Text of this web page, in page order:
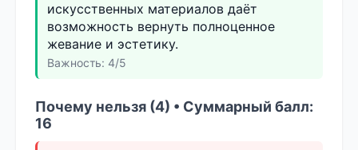
искусственных материалов даёт
возможность вернуть полноценное
жевание и эстетику.
Важность: 4/5
Почему нельзя (4) • Суммарный балл:
16